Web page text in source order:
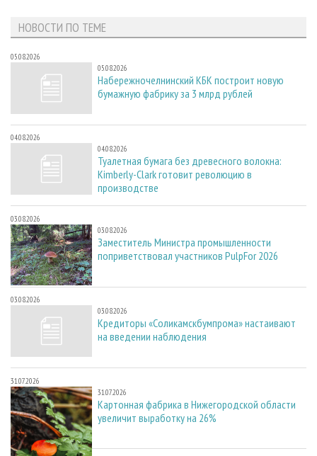
НОВОСТИ ПО ТЕМЕ
05.08.2026
05.08.2026
Набережночелнинский КБК построит новую
бумажную фабрику за 3 млрд рублей
04.08.2026
04.08.2026
Туалетная бумага без древесного волокна:
Kimberly-Clark готовит революцию в
производстве
03.08.2026
03.08.2026
Заместитель Министра промышленности
поприветствовал участников PulpFor 2026
03.08.2026
03.08.2026
Кредиторы «Соликамскбумпрома» настаивают
на введении наблюдения
31.07.2026
31.07.2026
Картонная фабрика в Нижегородской области
увеличит выработку на 26%